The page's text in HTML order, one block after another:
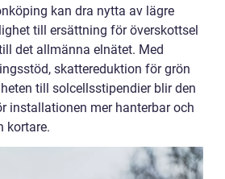
kan dra nytta av lägre
till ersättning för överskottsel
det allmänna elnätet. Med
skattereduktion för grön
till solcellsstipendier blir den
installationen mer hanterbar och
kortare.